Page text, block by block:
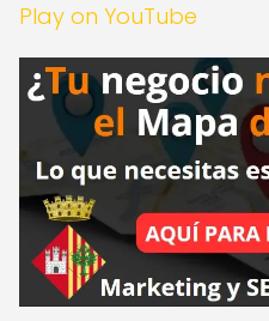
Play on YouTube